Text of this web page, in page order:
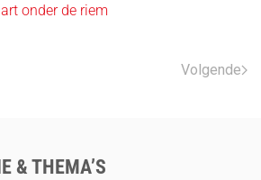
onder de riem
Volgende
& THEMA’S